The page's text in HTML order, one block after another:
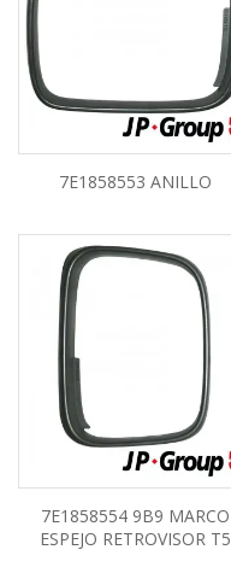
7E1858553 ANILLO
7E1858554 9B9 MARCO
ESPEJO RETROVISOR T5